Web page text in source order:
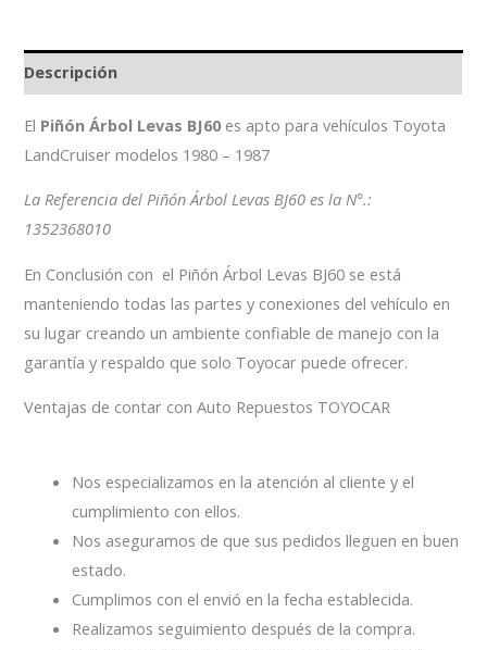
Descripción
El Piñón Árbol Levas BJ60es apto para vehículos Toyota
LandCruiser modelos 1980 – 1987
La Referencia del Piñón Árbol Levas BJ60 es la N°.:
1352368010
En Conclusión con el Piñón Árbol Levas BJ60 se está
manteniendo todas las partes y conexiones del vehículo en
su lugar creando un ambiente confiable de manejo con la
garantía y respaldo que solo Toyocar puede ofrecer.
Ventajas de contar con Auto Repuestos TOYOCAR
Nos especializamos en la atención al cliente y el
cumplimiento con ellos.
Nos aseguramos de que sus pedidos lleguen en buen
estado.
Cumplimos con el envió en la fecha establecida.
Realizamos seguimiento después de la compra.